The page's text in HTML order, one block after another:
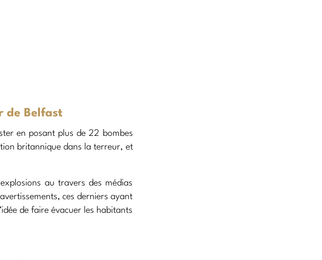
de Belfast
en posant plus de 22 bombes
britannique dans la terreur, et
au travers des médias
ces derniers ayant
de faire évacuer les habitants